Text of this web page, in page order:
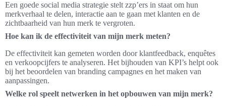
Een goede social media strategie stelt zzp’ers in staat om hun
merkverhaal te delen, interactie aan te gaan met klanten en de
zichtbaarheid van hun merk te vergroten.
Hoe kan ik de effectiviteit van mijn merk meten?
De effectiviteit kan gemeten worden door klantfeedback, enquêtes
en verkoopcijfers te analyseren. Het bijhouden van KPI’s helpt ook
bij het beoordelen van branding campagnes en het maken van
aanpassingen.
Welke rol speelt netwerken in het opbouwen van mijn merk?